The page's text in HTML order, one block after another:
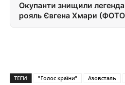
Окупанти знищили
рояль Євгена Хмари
ТЕГИ "Голос країни" Азовсталь